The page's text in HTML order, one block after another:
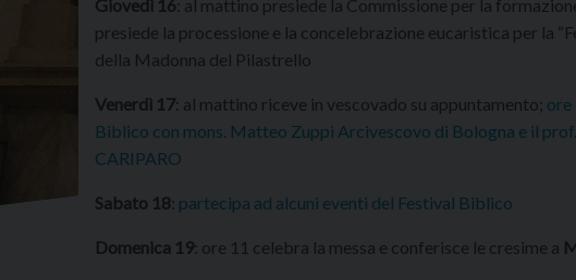
Giovedì 16 : al mattino presiede la Commissione per la
presiede la processione e la concelebrazione eucaristica per la
della Madonna del Pilastrello
Venerdì 17 : al mattino riceve in vescovado su appuntamento; ore
Biblico con mons. Matteo Zuppi Arcivescovo di Bologna e il
CARIPARO
Sabato 18 partecipa ad alcuni eventi del Festival Biblico
Domenica 19 : ore 11 celebra la messa e conferisce le cresime a